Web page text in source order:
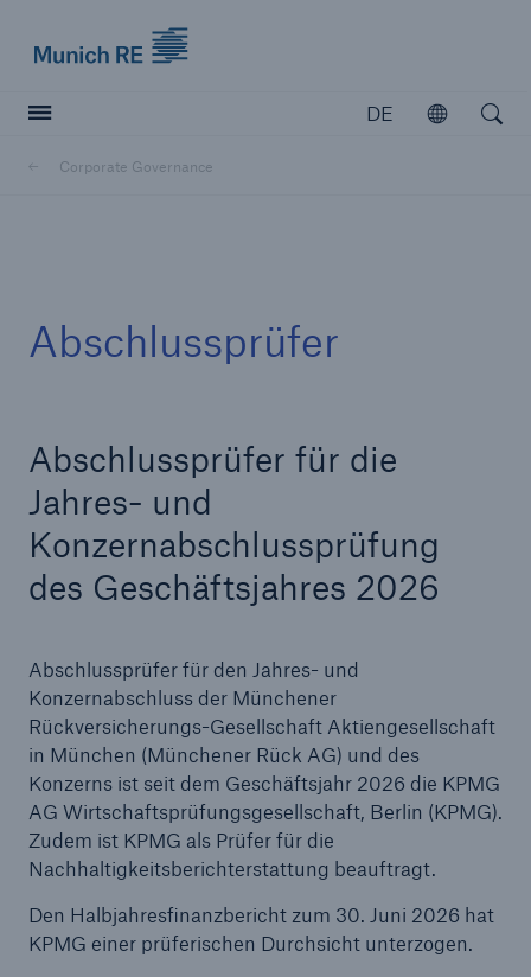
DE
Öffnen
Corporate Governance
Abschlussprüfer
Abschlussprüfer für die
Jahres- und
Konzernabschlussprüfung
des Geschäftsjahres 2026
Abschlussprüfer für den Jahres- und
Konzernabschluss der Münchener
Rückversicherungs-Gesellschaft Aktiengesellschaft
in München (Münchener Rück AG) und des
Konzerns ist seit dem Geschäftsjahr 2026 die KPMG
AG Wirtschaftsprüfungsgesellschaft, Berlin (KPMG).
Zudem ist KPMG als Prüfer für die
Nachhaltigkeitsberichterstattung beauftragt.
Den Halbjahresfinanzbericht zum 30. Juni 2026 hat
KPMG einer prüferischen Durchsicht unterzogen.
Our expert perspective for insurance